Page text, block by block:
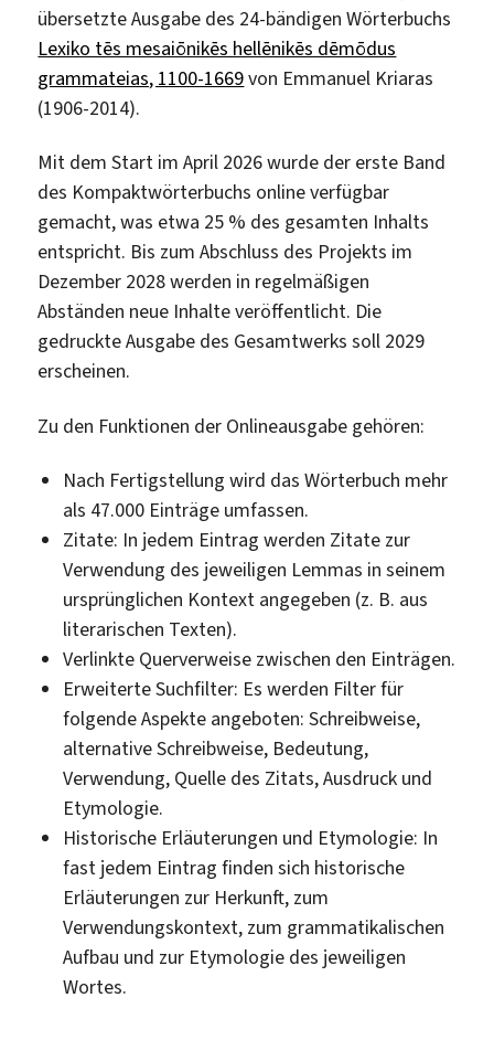
übersetzte Ausgabe des 24-bändigen Wörterbuchs
Lexiko tēs mesaiōnikēs hellēnikēs dēmōdus
grammateias, 1100-1669von Emmanuel Kriaras
(1906-2014).
Mit dem Start im April 2026 wurde der erste Band
des Kompaktwörterbuchs online verfügbar
gemacht, was etwa 25 % des gesamten Inhalts
entspricht. Bis zum Abschluss des Projekts im
Dezember 2028 werden in regelmäßigen
Abständen neue Inhalte veröffentlicht. Die
gedruckte Ausgabe des Gesamtwerks soll 2029
erscheinen.
Zu den Funktionen der Onlineausgabe gehören:
Nach Fertigstellung wird das Wörterbuch mehr
als 47.000 Einträge umfassen.
Zitate: In jedem Eintrag werden Zitate zur
Verwendung des jeweiligen Lemmas in seinem
ursprünglichen Kontext angegeben (z. B. aus
literarischen Texten).
Verlinkte Querverweise zwischen den Einträgen.
Erweiterte Suchfilter: Es werden Filter für
folgende Aspekte angeboten: Schreibweise,
alternative Schreibweise, Bedeutung,
Verwendung, Quelle des Zitats, Ausdruck und
Etymologie.
Historische Erläuterungen und Etymologie: In
fast jedem Eintrag finden sich historische
Erläuterungen zur Herkunft, zum
Verwendungskontext, zum grammatikalischen
Aufbau und zur Etymologie des jeweiligen
Wortes.